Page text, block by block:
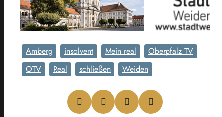
Amberg insolvent Mein real
Oberpfalz TV
OTV
Real schließen Weiden